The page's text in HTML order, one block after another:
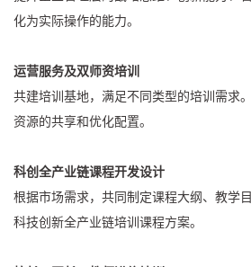
化为实际操作的能力。
运营服务及双师资培训
共建培训基地，满足不同类型的培训需求
资源的共享和优化配置。
科创全产业链课程开发设计
根据市场需求，共同制定课程大纲、教学
科技创新全产业链培训课程方案。